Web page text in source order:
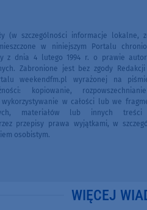
(w szczególności informacje lokalne,
w niniejszym Portalu
z dnia 4 lutego 1994 r. o prawie
Zabronione jest bez zgody Redakcji
weekendfm.pl wyrażonej na
kopiowanie,
w całości lub we
materiałów lub innych treści
przepisy prawa wyjątkami, w
osobistym.
WIĘCEJ